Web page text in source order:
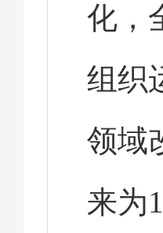
化，
组织
领域
来为